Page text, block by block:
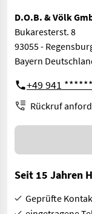
D.O.B. & Völk
Bukaresterst. 8
93055 -
Bayern
+49 941 ******
Rückruf
Seit 15 Jahren
Geprüfte